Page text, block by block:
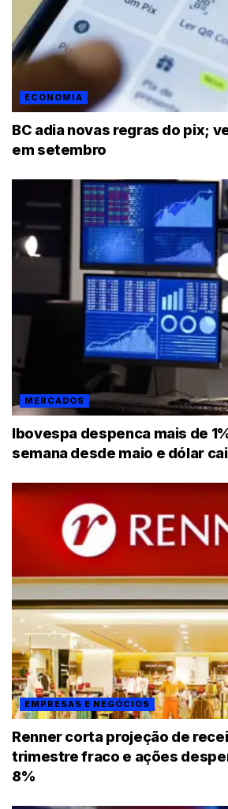
ECONOMIA
BC adia novas regras do pix;
em setembro
MERCADOS
Ibovespa despenca mais de
semana desde maio e dólar cai
EMPRESAS E NEGÓCIOS
Renner corta projeção de
trimestre fraco e ações
8%